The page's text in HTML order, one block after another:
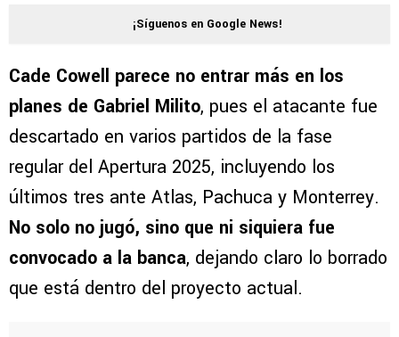
¡Síguenos en Google News!
Cade Cowell parece no entrar más en los
planes de Gabriel Milito, pues el atacante fue
descartado en varios partidos de la fase
regular del Apertura 2025, incluyendo los
últimos tres ante Atlas, Pachuca y Monterrey.
No solo no jugó, sino que ni siquiera fue
convocado a la banca, dejando claro lo borrado
que está dentro del proyecto actual.